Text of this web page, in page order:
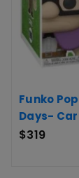
Funko
Days-
$319